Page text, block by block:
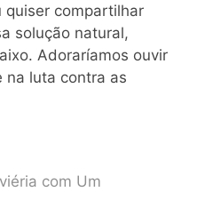
quiser compartilhar
solução natural,
Adoraríamos ouvir
na luta contra as
com Um